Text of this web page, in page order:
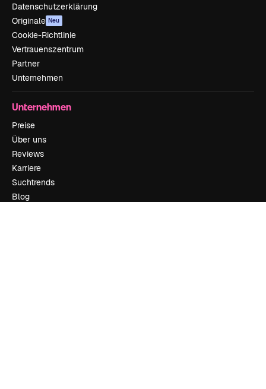
Datenschutzerklärung
Originale Neu
Cookie-Richtlinie
Vertrauenszentrum
Partner
Unternehmen
Unternehmen
Preise
Über uns
Reviews
Karriere
Suchtrends
Blog